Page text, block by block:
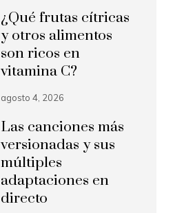
¿Qué frutas cítricas
y otros alimentos
son ricos en
vitamina C?
agosto 4, 2026
Las canciones más
versionadas y sus
múltiples
adaptaciones en
directo